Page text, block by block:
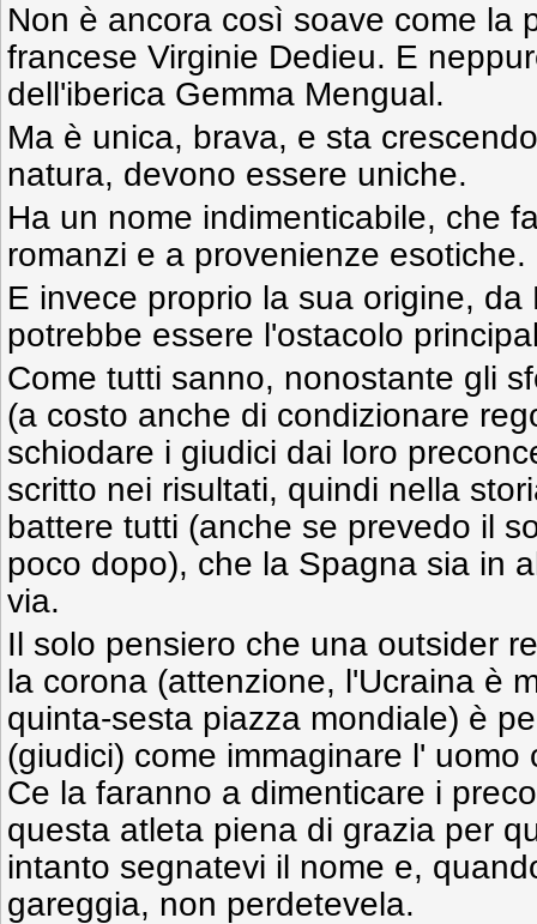
Non è ancora così soave come la
francese Virginie Dedieu. E
dell'iberica Gemma Mengual.
Ma è unica, brava, e sta
natura, devono essere uniche.
Ha un nome indimenticabile, che
romanzi e a provenienze esotiche.
E invece proprio la sua origine, da
potrebbe essere l'ostacolo
Come tutti sanno, nonostante gli
(a costo anche di condizionare
schiodare i giudici dai loro
scritto nei risultati, quindi nella
battere tutti (anche se prevedo il
poco dopo), che la Spagna sia in
via.
Il solo pensiero che una outsider
la corona (attenzione, l'Ucraina è
quinta-sesta piazza mondiale) è
(giudici) come immaginare l'
Ce la faranno a dimenticare i
questa atleta piena di grazia per
intanto segnatevi il nome e,
gareggia, non perdetevela.